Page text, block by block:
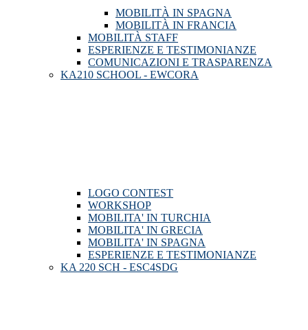
MOBILITÀ IN SPAGNA
MOBILITÀ IN FRANCIA
MOBILITÀ STAFF
ESPERIENZE E TESTIMONIANZE
COMUNICAZIONI E TRASPARENZA
KA210 SCHOOL - EWCORA
LOGO CONTEST
WORKSHOP
MOBILITA' IN TURCHIA
MOBILITA' IN GRECIA
MOBILITA' IN SPAGNA
ESPERIENZE E TESTIMONIANZE
KA 220 SCH - ESC4SDG